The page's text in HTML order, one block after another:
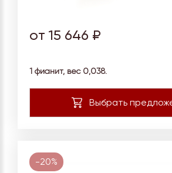
от 15 646 ₽
1 фианит, вес 0,038.
-20%